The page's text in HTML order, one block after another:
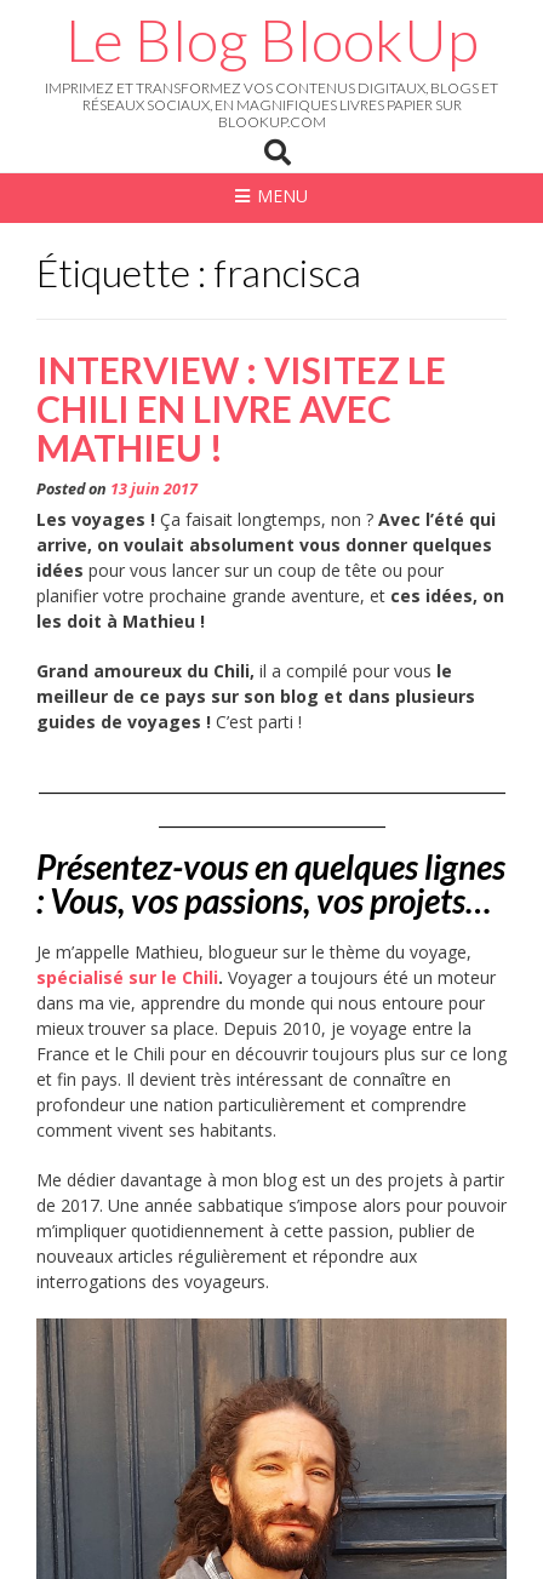
Le Blog BlookUp
IMPRIMEZ ET TRANSFORMEZ VOS CONTENUS DIGITAUX, BLOGS ET
RÉSEAUX SOCIAUX, EN MAGNIFIQUES LIVRES PAPIER SUR
BLOOKUP.COM
MENU
Étiquette : francisca
INTERVIEW : VISITEZ LE
CHILI EN LIVRE AVEC
MATHIEU !
Posted on 13 juin 2017
Les voyages ! Ça faisait longtemps, non ? Avec l’été qui
arrive, on voulait absolument vous donner quelques
idées pour vous lancer sur un coup de tête ou pour
planifier votre prochaine grande aventure, et ces idées, on
les doit à Mathieu !
Grand amoureux du Chili, il a compilé pour vous le
meilleur de ce pays sur son blog et dans plusieurs
guides de voyages ! C’est parti !
Présentez-vous en quelques lignes
: Vous, vos passions, vos projets…
Je m’appelle Mathieu, blogueur sur le thème du voyage,
spécialisé sur le Chili. Voyager a toujours été un moteur
dans ma vie, apprendre du monde qui nous entoure pour
mieux trouver sa place. Depuis 2010, je voyage entre la
France et le Chili pour en découvrir toujours plus sur ce long
et fin pays. Il devient très intéressant de connaître en
profondeur une nation particulièrement et comprendre
comment vivent ses habitants.
Me dédier davantage à mon blog est un des projets à partir
de 2017. Une année sabbatique s’impose alors pour pouvoir
m’impliquer quotidiennement à cette passion, publier de
nouveaux articles régulièrement et répondre aux
interrogations des voyageurs.